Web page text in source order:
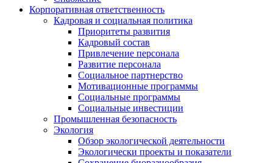
Корпоративная ответственность
Кадровая и социальная политика
Приоритеты развития
Кадровый состав
Привлечение персонала
Развитие персонала
Социальное партнерство
Мотивационные программы
Социальные программы
Социальные инвестиции
Промышленная безопасность
Экология
Обзор экологической деятельности
Экологически проекты и показатели